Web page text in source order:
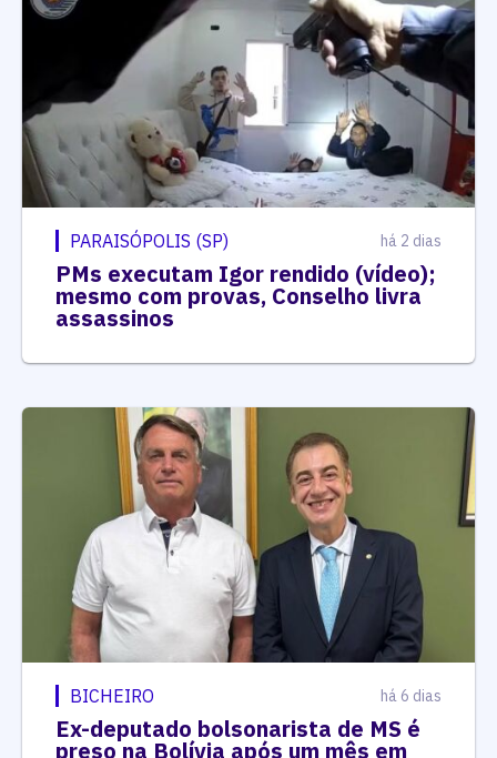
PARAISÓPOLIS (SP) há 2 dias
PMs executam Igor rendido (vídeo);
mesmo com provas, Conselho livra
assassinos
BICHEIRO há 6 dias
Ex-deputado bolsonarista de MS é
preso na Bolívia após um mês em